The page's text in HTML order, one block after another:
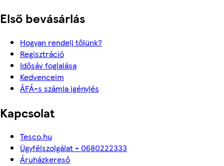
Első bevásárlás
Hogyan rendelj tőlünk?
Regisztráció
Idősáv foglalása
Kedvenceim
ÁFÁ-s számla igénylés
Kapcsolat
Tesco.hu
Ügyfélszolgálat - 0680222333
Áruházkereső